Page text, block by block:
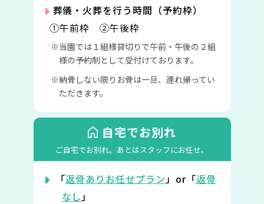
葬儀・火葬を行う時間（予約枠）
①午前枠 ②午後枠
当園では１組様貸切りで午前・午後の２組
様の予約制として受付けております。
納骨しない限りお骨は一旦、連れ帰ってい
ただきます。
自宅でお別れ
ご自宅でお別れ。 あとはスタッフにお任せ。
「返骨ありお任せプラン」or「返骨
なし」